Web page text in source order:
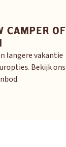
CAMPER OF
langere vakantie
Bekijk ons